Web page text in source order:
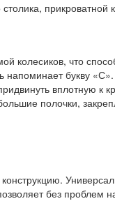
прикроватной
колесиков, что
букву
вплотную к
полочки,
без проблем